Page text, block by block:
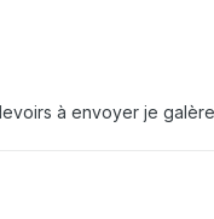
à envoyer je galère